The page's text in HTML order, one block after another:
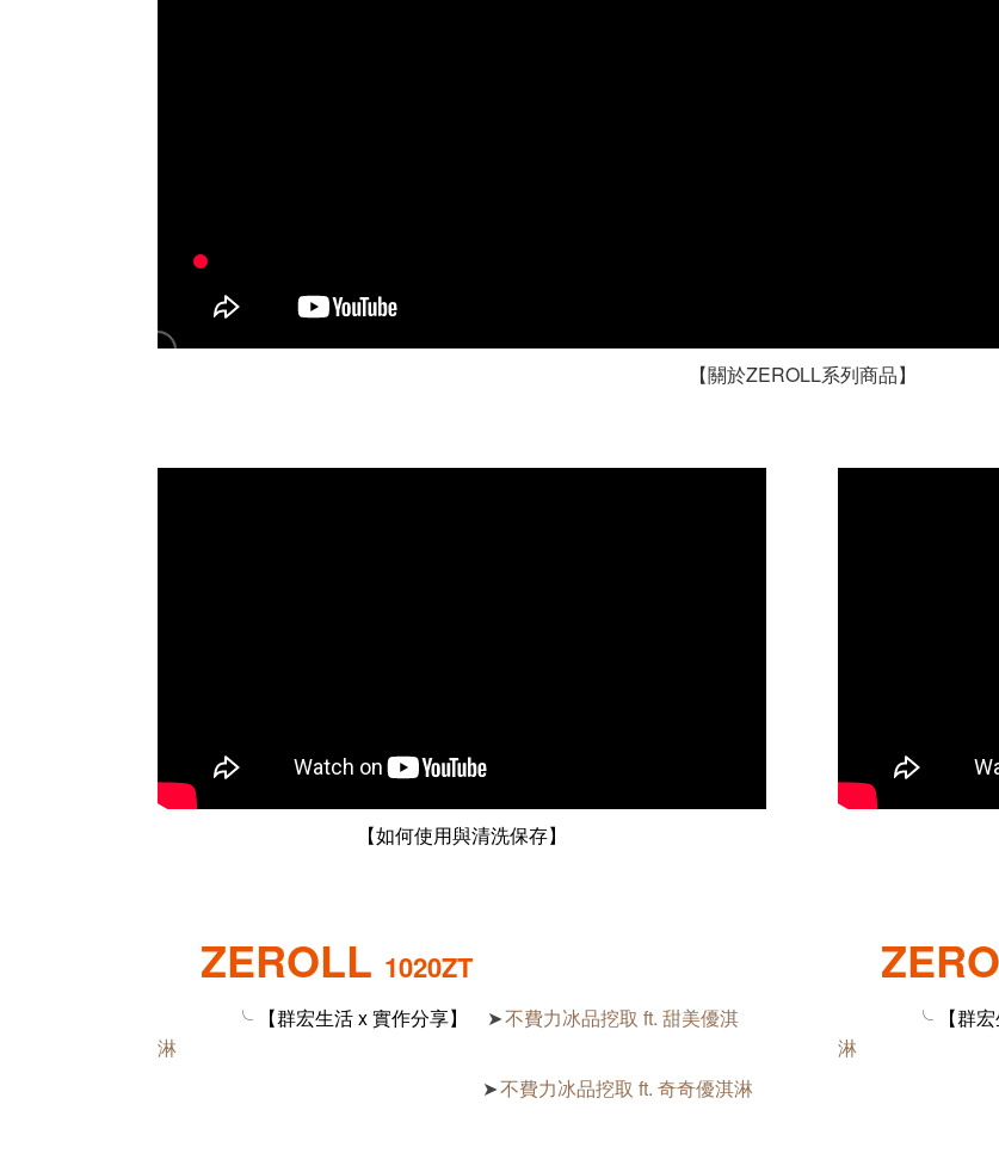
【關於ZEROLL系列商品】
【如何使用與清洗保存】
ZEROLL 1020ZT
╰ 【群宏生活 x 實作分享】 ➤不費力冰品挖取 ft. 甜美優淇
淋
➤不費力冰品挖取 ft. 奇奇優淇淋
╰ 【群宏生
淋